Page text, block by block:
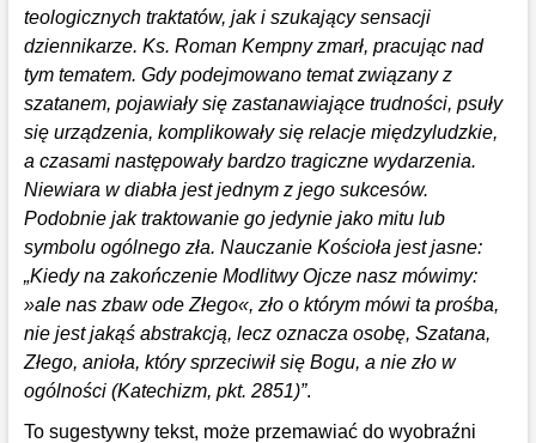
teologicznych traktatów, jak i szukający sensacji
dziennikarze. Ks. Roman Kempny zmarł, pracując nad
tym tematem. Gdy podejmowano temat związany z
szatanem, pojawiały się zastanawiające trudności, psuły
się urządzenia, komplikowały się relacje międzyludzkie,
a czasami następowały bardzo tragiczne wydarzenia.
Niewiara w diabła jest jednym z jego sukcesów.
Podobnie jak traktowanie go jedynie jako mitu lub
symbolu ogólnego zła. Nauczanie Kościoła jest jasne:
„Kiedy na zakończenie Modlitwy Ojcze nasz mówimy:
»ale nas zbaw ode Złego«, zło o którym mówi ta prośba,
nie jest jakąś abstrakcją, lecz oznacza osobę, Szatana,
Złego, anioła, który sprzeciwił się Bogu, a nie zło w
ogólności (Katechizm, pkt. 2851)”.
To sugestywny tekst, może przemawiać do wyobraźni